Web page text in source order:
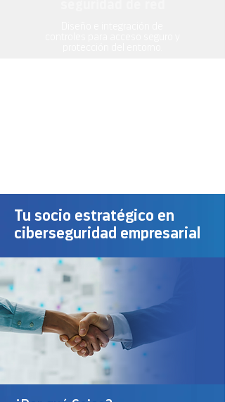
Tu socio estratégico en
ciberseguridad empresarial